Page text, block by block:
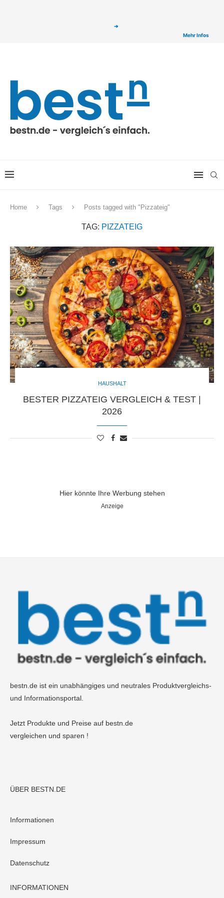
➔
Mehr Infos
Home Tags Posts tagged with "Pizzateig"
TAG: PIZZATEIG
HAUSHALT
BESTER PIZZATEIG VERGLEICH & TEST |
2026
Hier könnte Ihre Werbung stehen
Anzeige
bestn.de ist ein unabhängiges und neutrales Produktvergleichs-
und Informationsportal.
Jetzt Produkte und Preise auf bestn.de
vergleichen und sparen !
ÜBER BESTN.DE
Informationen
Impressum
Datenschutz
INFORMATIONEN